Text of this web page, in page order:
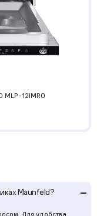
Maunfeld? –
MLP-12IMRO